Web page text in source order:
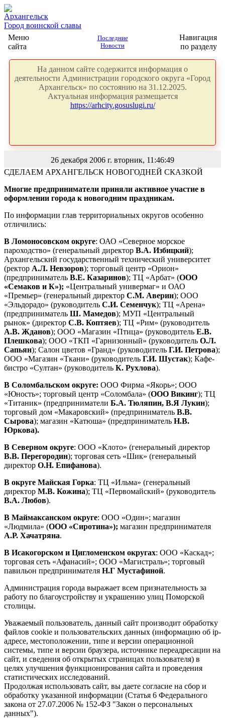
Архангельск
Город воинской славы
Меню
сайта
Последние
Новости
Навигация
по разделу
На данном сайте содержится информация о
деятельности Администрации городского округа «Город
Архангельск» по состоянию на 31.12.2025.
Актуальная информация размещается
https://arhcity.gosuslugi.ru/
26 декабря 2006 г. вторник, 11:46:49
СДЕЛАЕМ АРХАНГЕЛЬСК НОВОГОДНЕЙ СКАЗКОЙ
Многие предприниматели приняли активное участие в
оформлении города к новогодним праздникам.
По информации глав территориальных округов особенно
отличились:
В Ломоносовском округе: ОАО «Северное морское
пароходство» (генеральный директор В.А. Избицкий);
Архангельский государственный технический университет
(ректор А.Л. Невзоров); торговый центр «Орион»
(предприниматель В.Е. Казаринов); ТЦ «Арбат» (ООО
«Семаков и К»); «Центральный универмаг» и ОАО
«Премьер» (генеральный директор С.М. Аверин); ООО
«Эльдорадо» (руководитель С.И. Семенчук); ТЦ «Арена»
(предприниматель Ш. Мамедов); МУП «Центральный
рынок» (директор С.В. Коптяев); ТЦ «Рим» (руководитель
А.В. Жданов); ООО «Магазин «Птица» (руководитель Е.В.
Плешкова); ООО «ТКП «Гарнизонный» (руководитель О.Л.
Сапьян); Салон цветов «Гранд» (руководитель Г.И. Петрова);
ООО «Магазин «Ткани» (руководитель Г.И. Шустак); Кафе-
бистро «Султан» (руководитель К. Рухлова).
В Соломбальском округе: ООО Фирма «Якорь»; ООО
«Юность»; торговый центр «Соломбала» (ООО Викинг); ТЦ
«Титаник» (предприниматели Б.А. Тюляпин, В.Я Лукин);
торговый дом «Макаровский» (предприниматель В.В.
Сырова); магазин «Катюша» (предприниматель Н.В.
Юркова).
В Северном округе: ООО «Клото» (генеральный директор
В.В. Перегородин); торговая сеть «Шик» (генеральный
директор О.Н. Епифанова).
В округе Майская Горка: ТЦ «Ильма» (генеральный
директор М.В. Кожина); ТЦ «Первомайский» (руководитель
В.А. Любов).
В Маймаксанском округе: ООО «Один»; магазин
«Людмила» (ООО «Сиротина»); магазин предпринимателя
А.Р. Хачатряна.
В Исакогорском и Цигломенском округах: ООО «Каскад»;
торговая сеть «Афанасий»; ООО «Магистраль»; торговый
павильон предпринимателя Н.Г Мустафиной.
Администрация города выражает всем признательность за
работу по благоустройству и украшению улиц Поморской
столицы.
Уважаемый пользователь, данный сайт производит обработку
файлов cookie и пользовательских данных (информацию об ip-
адресе, местоположении, типе и версии операционной
системы, типе и версии браузера, источнике переадресации на
сайт, и сведения об открытых страницах пользователя) в
целях улучшения функционирования сайта и проведения
статистических исследований.
Продолжая использовать сайт, вы даете согласие на сбор и
обработку указанной информации (Статья 6 Федерального
закона от 27.07.2006 № 152-ФЗ "Закон о персональных
данных").